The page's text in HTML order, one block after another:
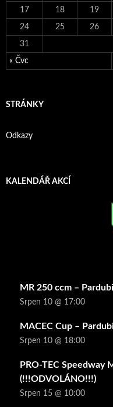
« Čvc
17 18 19
24 25 26
31
STRÁNKY
Odkazy
KALENDÁŘ AKCÍ
MR 250 ccm –
Srpen 10 @ 17:00
MACEC Cup –
Srpen 10 @ 18:00
PRO-TEC Speedway
(!!!ODVOLÁNO!!!)
Srpen 15 @ 10:00